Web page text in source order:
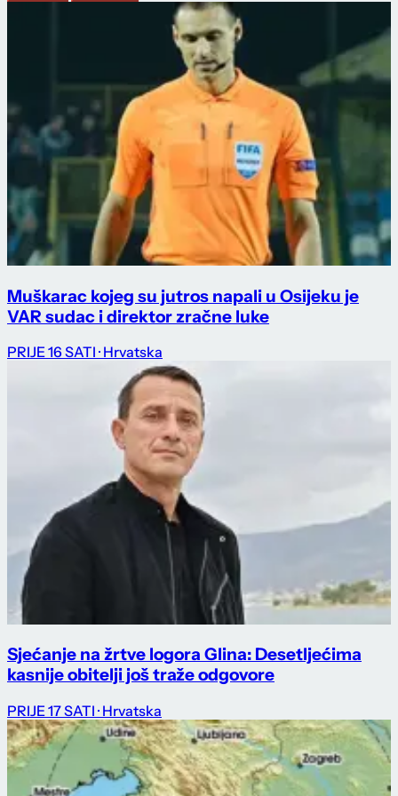
Muškarac kojeg su jutros napali u Osijeku je
VAR sudac i direktor zračne luke
PRIJE 16 SATI · Hrvatska
Sjećanje na žrtve logora Glina: Desetljećima
kasnije obitelji još traže odgovore
PRIJE 17 SATI · Hrvatska